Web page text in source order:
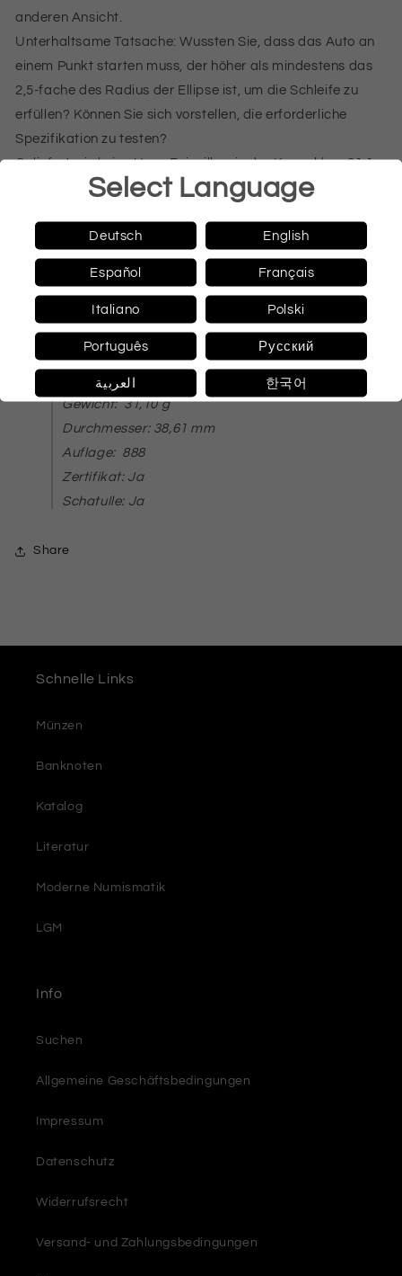
anderen Ansicht.
Unterhaltsame Tatsache: Wussten Sie, dass das Auto an
einem Punkt starten muss, der höher als mindestens das
2,5-fache des Radius der Ellipse ist, um die Schleife zu
erfüllen? Können Sie sich vorstellen, die erforderliche
Spezifikation zu testen?
Geliefert wird eine Unze Feinsilber in der Kapsel (ca. 31,1
g) in einer Box.
Numismatische Daten
Nennwert: 5 Dollars
Jahrgang: 2021
Land: Cook Islands (the)
Prägequalität: Proof
Metall: Feinsilber
Gewicht: 31,10 g
Durchmesser: 38,61 mm
Auflage: 888
Zertifikat: Ja
Schatulle: Ja
Share
Schnelle Links
Münzen
Banknoten
Katalog
Literatur
Moderne Numismatik
LGM
Info
Suchen
Allgemeine Geschäftsbedingungen
Impressum
Datenschutz
Widerrufsrecht
Versand- und Zahlungsbedingungen
Select Language
Deutsch English
Español Français
Italiano Polski
Português Русский
العربية 한국어